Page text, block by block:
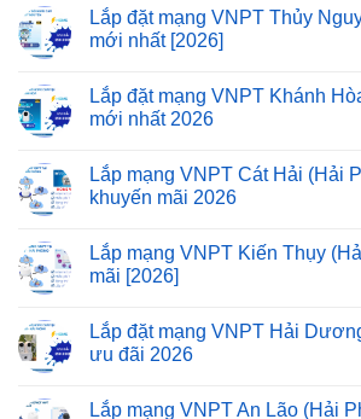
Lắp đặt mạng VNPT Thủy
mới nhất [2026]
Lắp đặt mạng VNPT Khánh
mới nhất 2026
Lắp mạng VNPT Cát Hải (Hải
khuyến mãi 2026
Lắp mạng VNPT Kiến Thụy
mãi [2026]
Lắp đặt mạng VNPT Hải
ưu đãi 2026
Lắp mạng VNPT An Lão (Hải